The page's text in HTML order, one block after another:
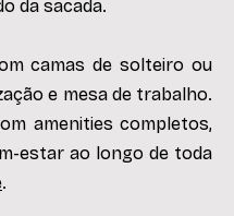
da sacada.
camas de solteiro ou
e mesa de trabalho.
amenities completos,
estar ao longo de toda
.